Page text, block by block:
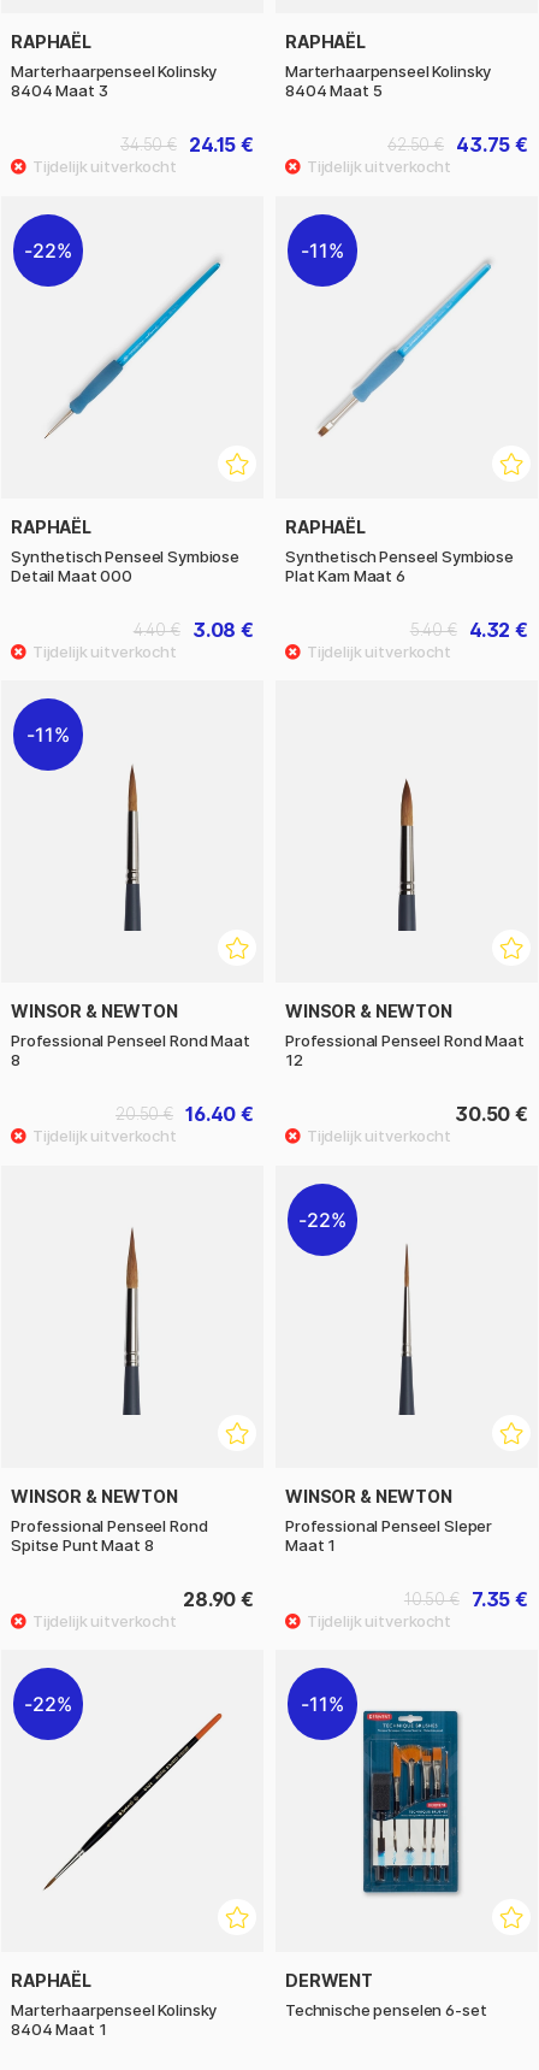
RAPHAËL
Marterhaarpenseel Kolinsky
8404 Maat 3
24.15 €
34.50 €
RAPHAËL
Marterhaarpenseel Kolinsky
8404 Maat 5
43.75 €
62.50 €
22%
RAPHAËL
Synthetisch Penseel Symbiose
Detail Maat 000
3.08 €
4.40 €
11%
RAPHAËL
Synthetisch Penseel Symbiose
Plat Kam Maat 6
4.32 €
5.40 €
11%
WINSOR & NEWTON
Professional Penseel Rond Maat
8
16.40 €
20.50 €
WINSOR & NEWTON
Professional Penseel Rond Maat
12
30.50 €
WINSOR & NEWTON
Professional Penseel Rond
Spitse Punt Maat 8
28.90 €
22%
WINSOR & NEWTON
Professional Penseel Sleper
Maat 1
7.35 €
10.50 €
22%
RAPHAËL
Marterhaarpenseel Kolinsky
8404 Maat 1
11%
DERWENT
Technische penselen 6-set